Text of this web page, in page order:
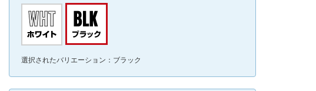
選択されたバリエーション：ブラック